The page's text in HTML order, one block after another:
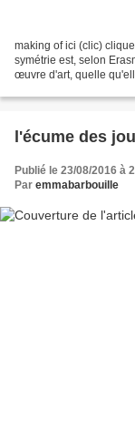
making of ici (clic)
symétrie est, selon
œuvre d'art, quelle
l'écume des
Publié le 23/08/2016 à
Par emmabarbouille